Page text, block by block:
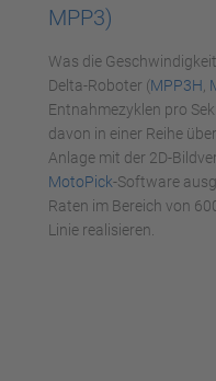
MPP3)
Was die
Delta-Roboter (MPP3H
Entnahmezyklen pro
davon in einer Reihe
Anlage mit der 2D-
MotoPick-Software
Raten im Bereich von
Linie realisieren.